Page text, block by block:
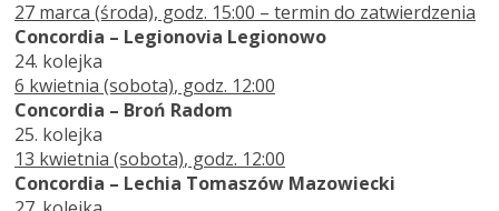
27 marca (środa), godz. 15:00 – termin do zatwierdzenia
Concordia – Legionovia Legionowo
24. kolejka
6 kwietnia (sobota), godz. 12:00
Concordia – Broń Radom
25. kolejka
13 kwietnia (sobota), godz. 12:00
Concordia – Lechia Tomaszów Mazowiecki